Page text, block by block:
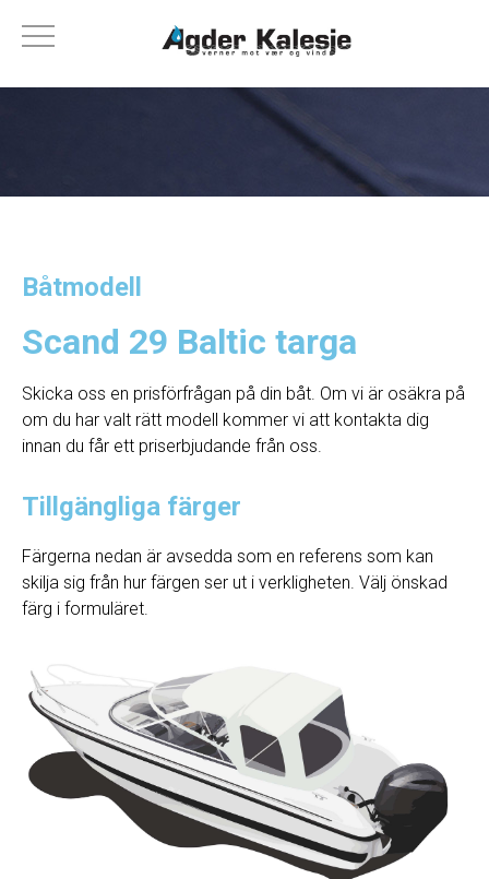
Båtmodell
Scand 29 Baltic targa
Skicka oss en prisförfrågan på din båt. Om vi ​​är osäkra på
om du har valt rätt modell kommer vi att kontakta dig
innan du får ett priserbjudande från oss.
Tillgängliga färger
Färgerna nedan är avsedda som en referens som kan
skilja sig från hur färgen ser ut i verkligheten. Välj önskad
färg i formuläret.